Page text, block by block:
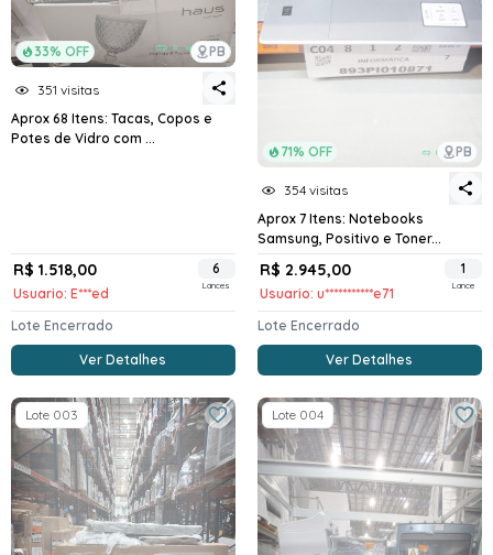
33% OFF PB
351 visitas
Aprox 68 Itens: Tacas, Copos e
Potes de Vidro com ...
R$ 1.518,00
Usuario: E***ed
6
Lances
Lote Encerrado
Ver Detalhes
71% OFF PB
354 visitas
Aprox 7 Itens: Notebooks
Samsung, Positivo e Toner...
R$ 2.945,00
Usuario: u***********e71
1
Lance
Lote Encerrado
Ver Detalhes
Lote 003 Lote 004